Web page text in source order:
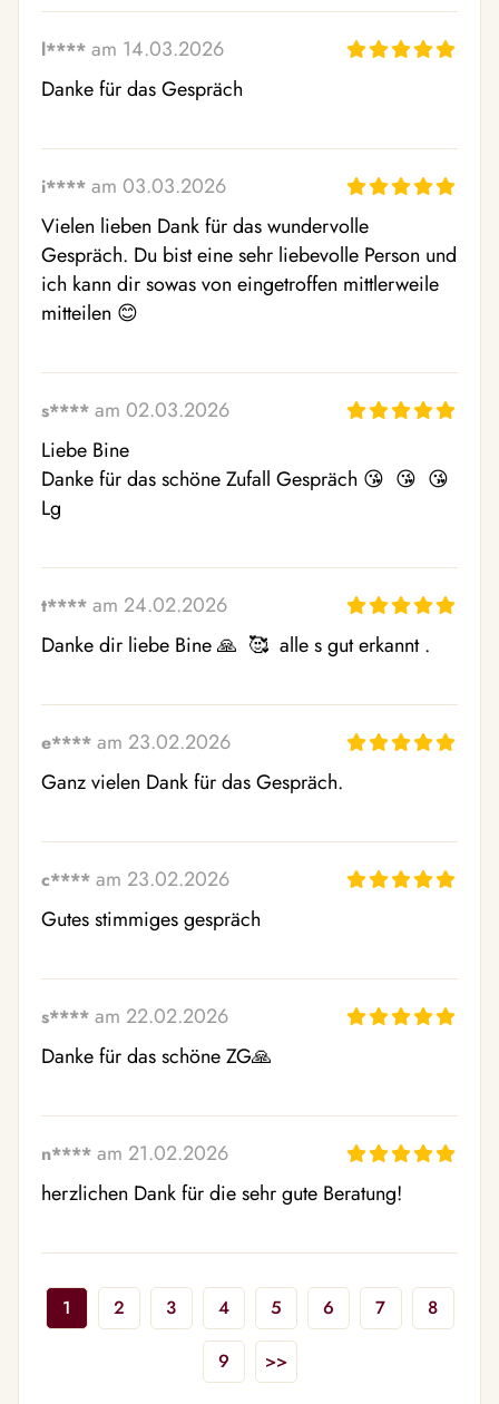
l**** am 14.03.2026
Danke für das Gespräch
i**** am 03.03.2026
Vielen lieben Dank für das wundervolle
Gespräch. Du bist eine sehr liebevolle Person und
ich kann dir sowas von eingetroffen mittlerweile
mitteilen 😊
s**** am 02.03.2026
Liebe Bine
Danke für das schöne Zufall Gespräch 😘  😘  😘
Lg
t**** am 24.02.2026
Danke dir liebe Bine 🙏  🥰  alle s gut erkannt .
e**** am 23.02.2026
Ganz vielen Dank für das Gespräch.
c**** am 23.02.2026
Gutes stimmiges gespräch
s**** am 22.02.2026
Danke für das schöne ZG🙏
n**** am 21.02.2026
herzlichen Dank für die sehr gute Beratung!
1 2 3 4 5 6 7 8
9 >>